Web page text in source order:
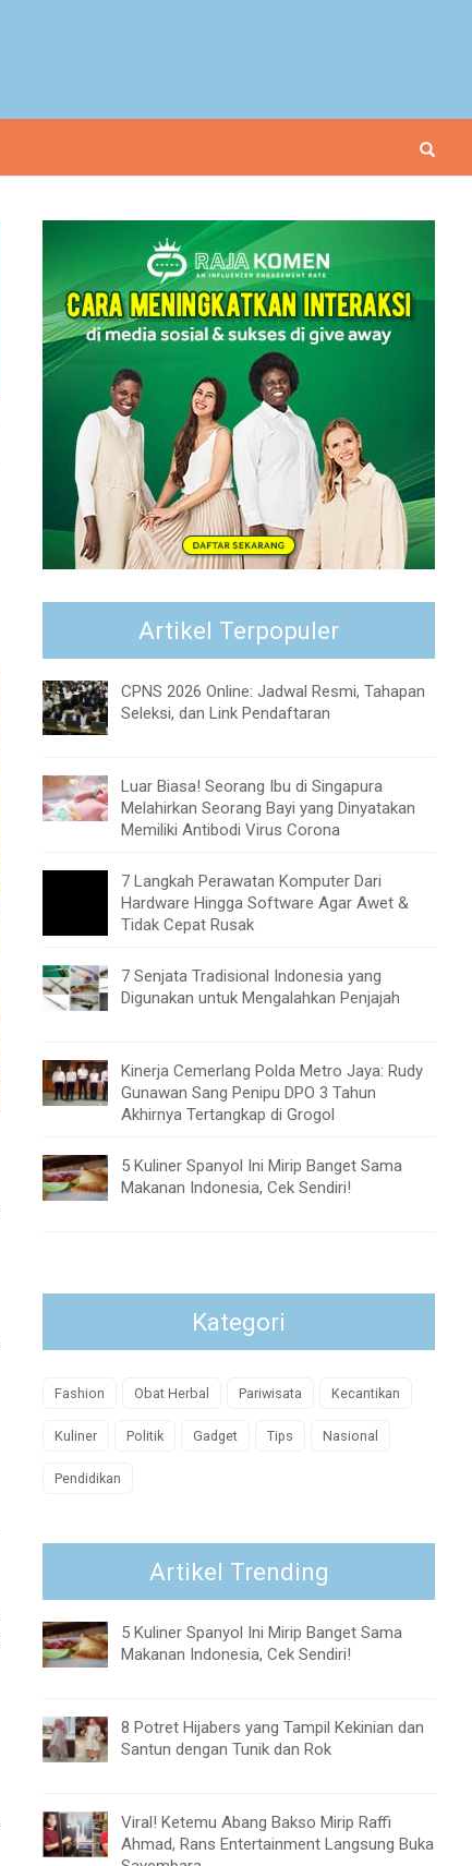
Artikel Terpopuler
CPNS 2026 Online: Jadwal Resmi, Tahapan
Seleksi, dan Link Pendaftaran
Luar Biasa! Seorang Ibu di Singapura
Melahirkan Seorang Bayi yang Dinyatakan
Memiliki Antibodi Virus Corona
7 Langkah Perawatan Komputer Dari
Hardware Hingga Software Agar Awet &
Tidak Cepat Rusak
7 Senjata Tradisional Indonesia yang
Digunakan untuk Mengalahkan Penjajah
Kinerja Cemerlang Polda Metro Jaya: Rudy
Gunawan Sang Penipu DPO 3 Tahun
Akhirnya Tertangkap di Grogol
5 Kuliner Spanyol Ini Mirip Banget Sama
Makanan Indonesia, Cek Sendiri!
Kategori
Fashion Obat Herbal Pariwisata Kecantikan
Kuliner Politik Gadget Tips Nasional
Pendidikan
Artikel Trending
5 Kuliner Spanyol Ini Mirip Banget Sama
Makanan Indonesia, Cek Sendiri!
8 Potret Hijabers yang Tampil Kekinian dan
Santun dengan Tunik dan Rok
Viral! Ketemu Abang Bakso Mirip Raffi
Ahmad, Rans Entertainment Langsung Buka